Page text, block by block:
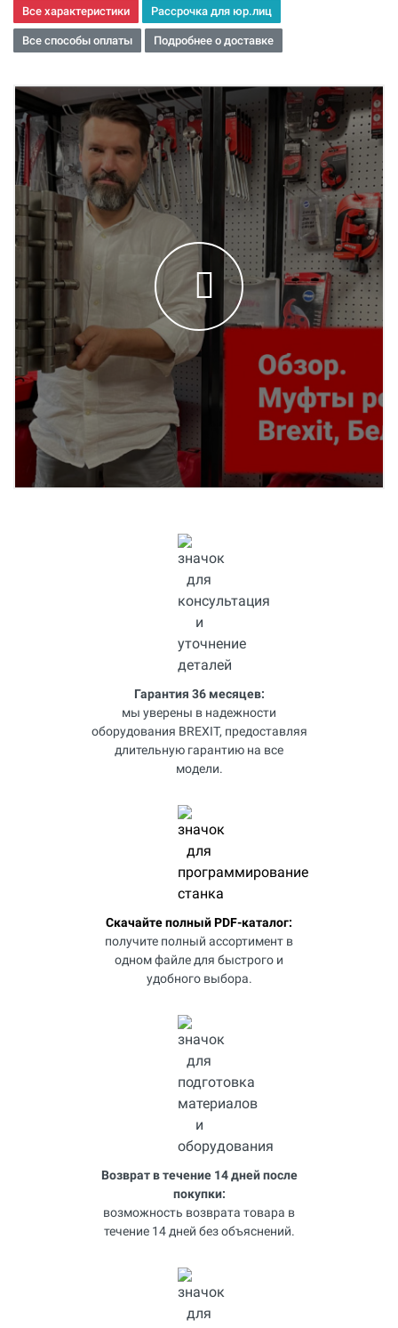
Все характеристики Рассрочка для юр.лиц
Все способы оплаты Подробнее о доставке
Гарантия 36 месяцев:
мы уверены в надежности
оборудования BREXIT, предоставляя
длительную гарантию на все
модели.
Скачайте полный PDF-каталог:
получите полный ассортимент в
одном файле для быстрого и
удобного выбора.
Возврат в течение 14 дней после
покупки:
возможность возврата товара в
течение 14 дней без объяснений.